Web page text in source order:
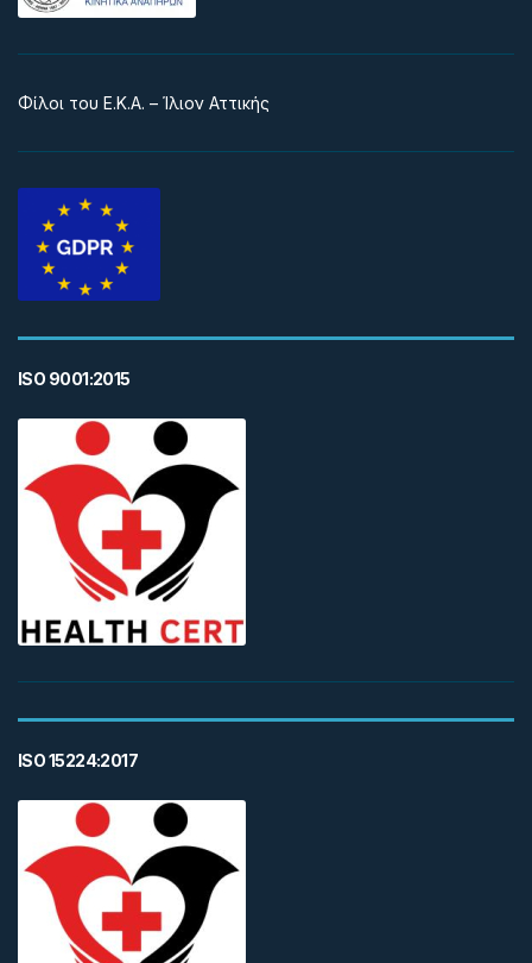
Φίλοι του Ε.Κ.Α. – Ίλιον Αττικής
ISO 9001:2015
ISO 15224:2017